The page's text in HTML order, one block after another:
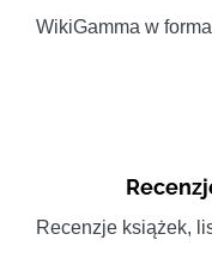
WikiGamma w
Recenzje książek,